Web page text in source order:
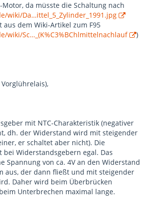
Motor, da müsste die Schaltung nach
wiki/Da…ittel_5_Zylinder_1991.jpg
aus dem Wiki-Artikel zum F95
wiki/Sc…_(K%C3%BChlmittelnachlauf
)
mit NTC-Charakteristik (negativer
dh. der Widerstand wird mit steigender
er schaltet aber nicht). Die
Widerstandsgebern egal. Das
Spannung von ca. 4V an den Widerstand
aus, der dann fließt und mit steigender
Daher wird beim Überbrücken
Unterbrechen maximal lange.